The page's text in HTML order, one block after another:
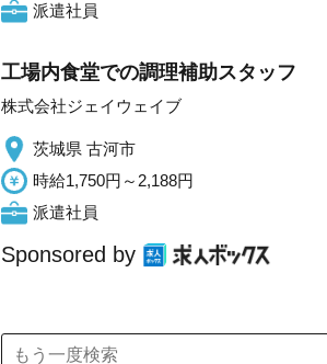
派遣社員
工場内食堂での調理補助スタッフ
株式会社ジェイウェイブ
茨城県 古河市
時給1,750円～2,188円
派遣社員
Sponsored by